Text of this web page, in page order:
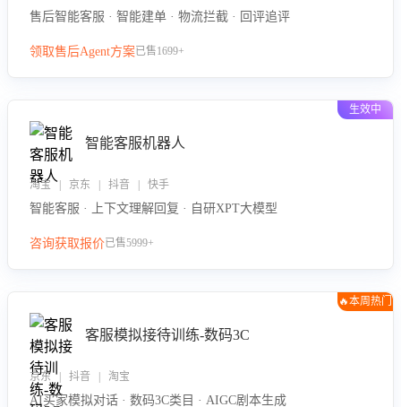
售后智能客服 · 智能建单 · 物流拦截 · 回评追评
领取售后Agent方案已售1699+
生效中
智能客服机器人
淘宝 | 京东 | 抖音 | 快手
智能客服 · 上下文理解回复 · 自研XPT大模型
咨询获取报价已售5999+
🔥本周热门
客服模拟接待训练-数码3C
京东 | 抖音 | 淘宝
AI买家模拟对话 · 数码3C类目 · AIGC剧本生成